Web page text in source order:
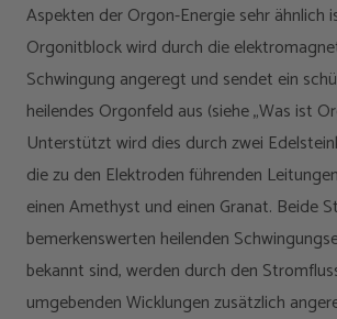
Aspekten der Orgon-Energie sehr ähnlich
Orgonitblock wird durch die
Schwingung angeregt und sendet ein
heilendes Orgonfeld aus (siehe „Was ist
Unterstützt wird dies durch zwei
die zu den Elektroden führenden
einen Amethyst und einen Granat. Beide
bemerkenswerten heilenden
bekannt sind, werden durch den
umgebenden Wicklungen zusätzlich